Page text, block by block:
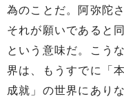
為のことだ。阿弥陀
それが願いであると
という意味だ。こう
界は、もうすでに「
成就」の世界にあり